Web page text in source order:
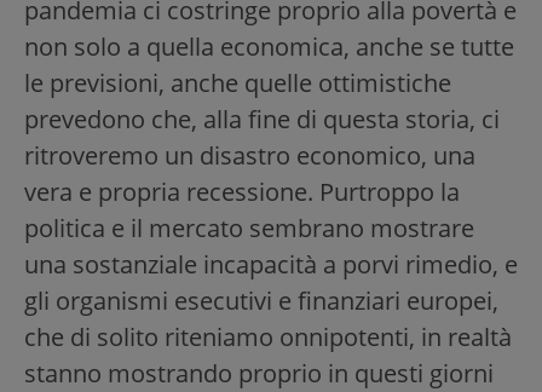
pandemia ci costringe proprio alla povertà e
non solo a quella economica, anche se tutte
le previsioni, anche quelle ottimistiche
prevedono che, alla fine di questa storia, ci
ritroveremo un disastro economico, una
vera e propria recessione. Purtroppo la
politica e il mercato sembrano mostrare
una sostanziale incapacità a porvi rimedio, e
gli organismi esecutivi e finanziari europei,
che di solito riteniamo onnipotenti, in realtà
stanno mostrando proprio in questi giorni